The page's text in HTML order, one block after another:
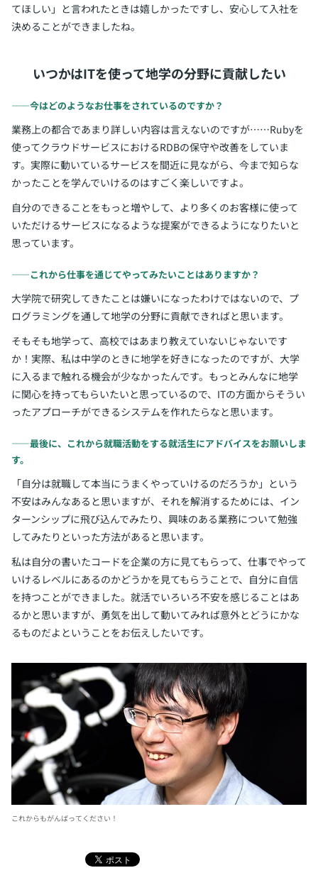
てほしい」と言われたときは嬉しかったですし、安心して入社を
決めることができましたね。
いつかはITを使って地学の分野に貢献したい
――今はどのようなお仕事をされているのですか？
業務上の都合であまり詳しい内容は言えないのですが……Rubyを
使ってクラウドサービスにおけるRDBの保守や改善をしていま
す。実際に動いているサービスを間近に見ながら、今まで知らな
かったことを学んでいけるのはすごく楽しいですよ。
自分のできることをもっと増やして、より多くのお客様に使って
いただけるサービスになるような提案ができるようになりたいと
思っています。
――これから仕事を通じてやってみたいことはありますか？
大学院で研究してきたことは嫌いになったわけではないので、プ
ログラミングを通して地学の分野に貢献できればと思います。
そもそも地学って、高校ではあまり教えていないじゃないです
か！実際、私は中学のときに地学を好きになったのですが、大学
に入るまで触れる機会が少なかったんです。もっとみんなに地学
に関心を持ってもらいたいと思っているので、ITの方面からそうい
ったアプローチができるシステムを作れたらなと思います。
――最後に、これから就職活動をする就活生にアドバイスをお願いしま
す。
「自分は就職して本当にうまくやっていけるのだろうか」という
不安はみんなあると思いますが、それを解消するためには、イン
ターンシップに飛び込んでみたり、興味のある業務について勉強
してみたりといった方法があると思います。
私は自分の書いたコードを企業の方に見てもらって、仕事でやって
いけるレベルにあるのかどうかを見てもらうことで、自分に自信
を持つことができました。就活でいろいろ不安を感じることはあ
るかと思いますが、勇気を出して動いてみれば意外とどうにかな
るものだよということをお伝えしたいです。
これからもがんばってください！